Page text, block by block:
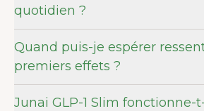
quotidien ?
Quand puis-je espérer
premiers effets ?
Junai GLP-1 Slim fonctionne-